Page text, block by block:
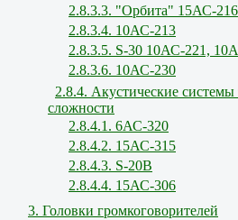
2.8.3.3. "Орбита" 15АС-216
2.8.3.4. 10АС-213
2.8.3.5. S-30 10АС-221,
2.8.3.6. 10АС-230
2.8.4. Акустические
сложности
2.8.4.1. 6АС-320
2.8.4.2. 15АС-315
2.8.4.3. S-20B
2.8.4.4. 15АС-306
3. Головки громкоговорителей